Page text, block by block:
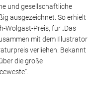
und gesellschaftliche
ausgezeichnet. So erhielt
Wolgast-Preis, für „Das
mit dem Illustrator
verliehen. Bekannt
die große